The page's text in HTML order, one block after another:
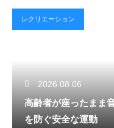
レクリエーション
2026.08.06
高齢者が座ったまま
を防ぐ安全な運動